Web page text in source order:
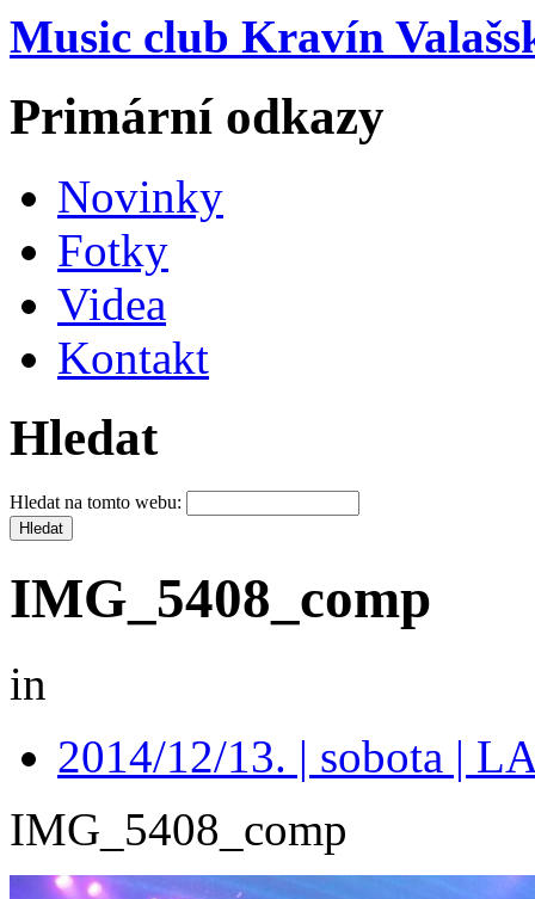
Music club Kravín
Primární odkazy
Novinky
Fotky
Videa
Kontakt
Hledat
Hledat na tomto webu:
IMG_5408_comp
in
2014/12/13. | sobota |
IMG_5408_comp